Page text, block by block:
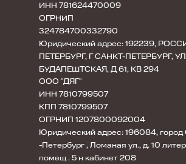
ИНН 781624470009
ОГРНИП
324784700332790
Юридический адрес: 192239,
ПЕТЕРБУРГ, Г САНКТ-ПЕТЕРБУРГ, УЛ
БУДАПЕШТСКАЯ, Д 61, КВ 294
ООО "ДЯГ"
ИНН 7810799507
КПП 7810799507
ОГРНИП 1207800092004
Юридический адрес: 196084, город
-Петербург , Ломаная ул., д. 10
помещ . 5 н кабинет 208